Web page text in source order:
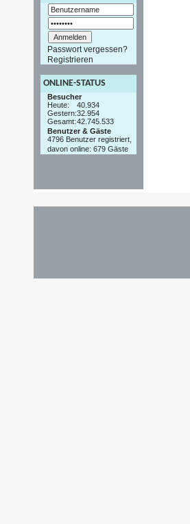
Passwort vergessen?
Registrieren
ONLINE-STATUS
Besucher
Heute:
40.934
Gestern:32.954
Gesamt:42.745.533
Benutzer & Gäste
4796 Benutzer registriert,
davon online: 679 Gäste